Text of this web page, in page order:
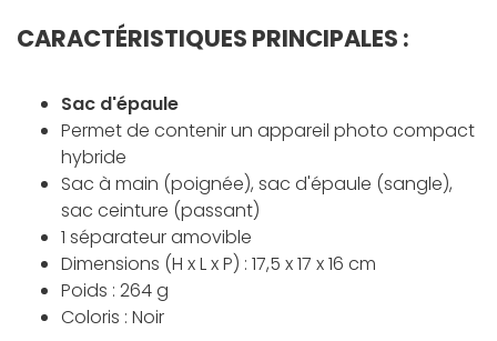
CARACTÉRISTIQUES PRINCIPALES :
Sac d'épaule
Permet de contenir un appareil photo compact
hybride
Sac à main (poignée), sac d'épaule (sangle),
sac ceinture (passant)
1 séparateur amovible
Dimensions (H x L x P) : 17,5 x 17 x 16 cm
Poids : 264 g
Coloris : Noir